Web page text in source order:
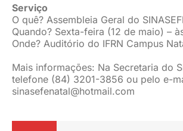
Serviço
O quê? Assembleia Geral do
Quando? Sexta-feira (12 de maio) –
Onde? Auditório do IFRN Campus
Mais informações: Na Secretaria do
telefone (84) 3201-3856 ou pelo e-
sinasefenatal@hotmail.com